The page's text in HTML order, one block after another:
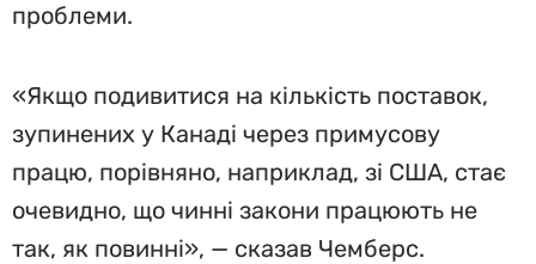
проблеми.
«Якщо подивитися на кількість поставок,
зупинених у Канаді через примусову
працю, порівняно, наприклад, зі США, стає
очевидно, що чинні закони працюють не
так, як повинні», — сказав Чемберс.